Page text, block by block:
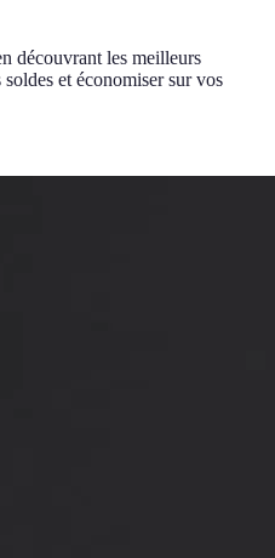
découvrant les meilleurs
et économiser sur vos